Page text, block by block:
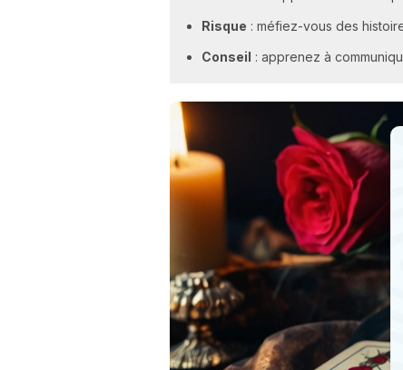
Risque : méfiez-vous des
Conseil : apprenez à